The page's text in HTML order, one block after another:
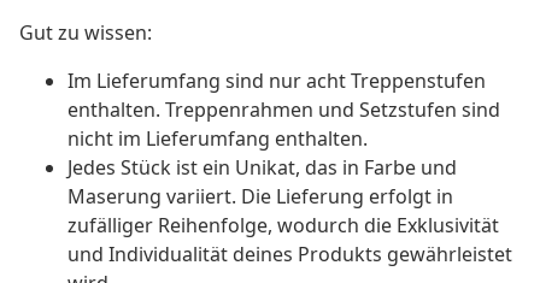
Gut zu wissen:
Im Lieferumfang sind nur acht Treppenstufen
enthalten. Treppenrahmen und Setzstufen sind
nicht im Lieferumfang enthalten.
Jedes Stück ist ein Unikat, das in Farbe und
Maserung variiert. Die Lieferung erfolgt in
zufälliger Reihenfolge, wodurch die Exklusivität
und Individualität deines Produkts gewährleistet